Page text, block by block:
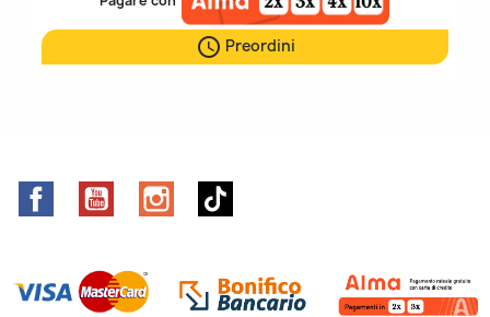
 Preordini
FacebookYouTube Instagram